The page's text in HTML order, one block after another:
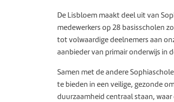
De Lisbloem maakt deel uit van
medewerkers op 28 basisscholen
tot volwaardige deelnemers aan
aanbieder van primair onderwijs in
Samen met de andere
te bieden in een veilige, gezonde
duurzaamheid centraal staan,